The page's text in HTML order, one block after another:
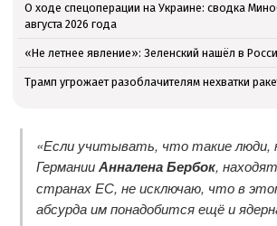
О ходе спецоперации на Украине: сводка
августа 2026 года
«Не летнее явление»: Зеленский нашёл в
Трамп угрожает разоблачителям нехватки
«Если учитывать, что такие люди,
ГерманииАнналена Бербок,
странах ЕС, не исключаю, что в
абсурда им понадобится ещё и